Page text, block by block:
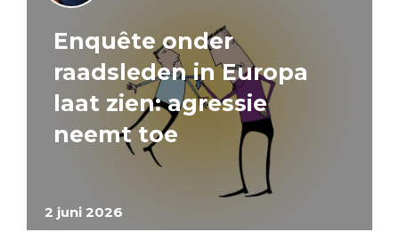
2 juni 2026
Enquête onder
raadsleden in Europa
laat zien: agressie
neemt toe